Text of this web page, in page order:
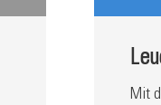
Mit